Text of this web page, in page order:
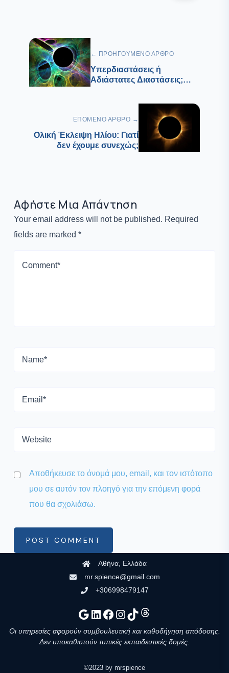
← ΠΡΟΗΓΟΎΜΕΝΟ ΆΡΘΡΟ
Υπερδιαστάσεις ή
Αδιάστατες Διαστάσεις;
ΕΠΌΜΕΝΟ ΆΡΘΡΟ →
Ολική Έκλειψη Ηλίου: Γιατί
δεν έχουμε συνεχώς;
Αφήστε Μια Απάντηση
Your email address will not be published. Required
fields are marked *
Αποθήκευσε το όνομά μου, email, και τον ιστότοπο
μου σε αυτόν τον πλοηγό για την επόμενη φορά
που θα σχολιάσω.
POST COMMENT
Αθήνα, Ελλάδα
mr.spience@gmail.com
+306998479147
Google
Linkedin
Facebook
Instagram
TikTok
Νήματα
Οι υπηρεσίες αφορούν συμβουλευτική και καθοδήγηση απόδοσης.
Δεν υποκαθιστούν τυπικές εκπαιδευτικές δομές.
©2023 by mrspience